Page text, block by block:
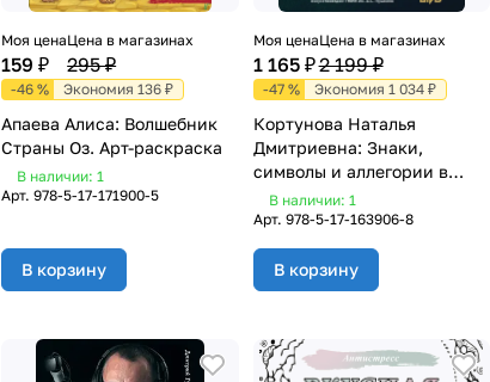
Моя цена
159 ₽
Цена в магазинах
295 ₽
-46 % Экономия 136 ₽
Апаева Алиса: Волшебник
Страны Оз. Арт-раскраска
В наличии: 1
Арт.978-5-17-171900-5
В корзину
Моя цена
1 165 ₽
Цена в магазинах
2 199 ₽
-47 % Экономия 1 034 ₽
Кортунова Наталья
Дмитриевна: Знаки,
символы и аллегории в
живописи
В наличии: 1
Арт. 978-5-17-163906-8
В корзину